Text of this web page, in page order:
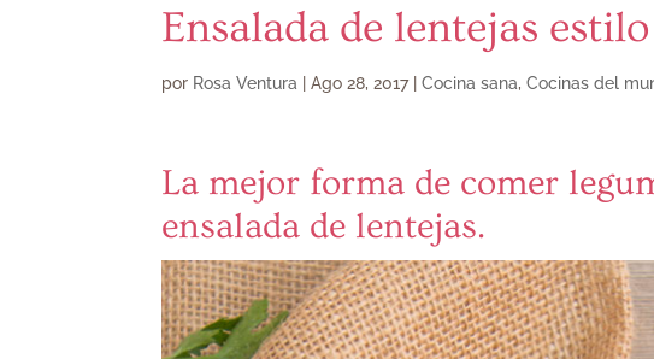
Ensalada de lentejas
por Rosa Ventura |Ago 28, 2017|Cocina sana,Cocinas del
La mejor forma de comer
ensalada de lentejas.